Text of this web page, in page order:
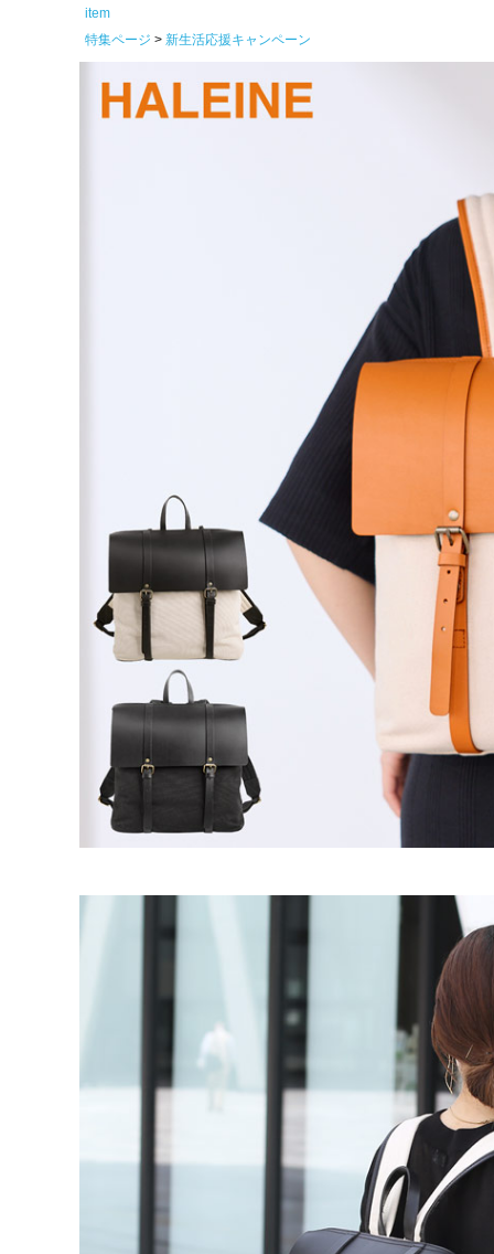
item
特集ページ
新生活応援キャンペーン